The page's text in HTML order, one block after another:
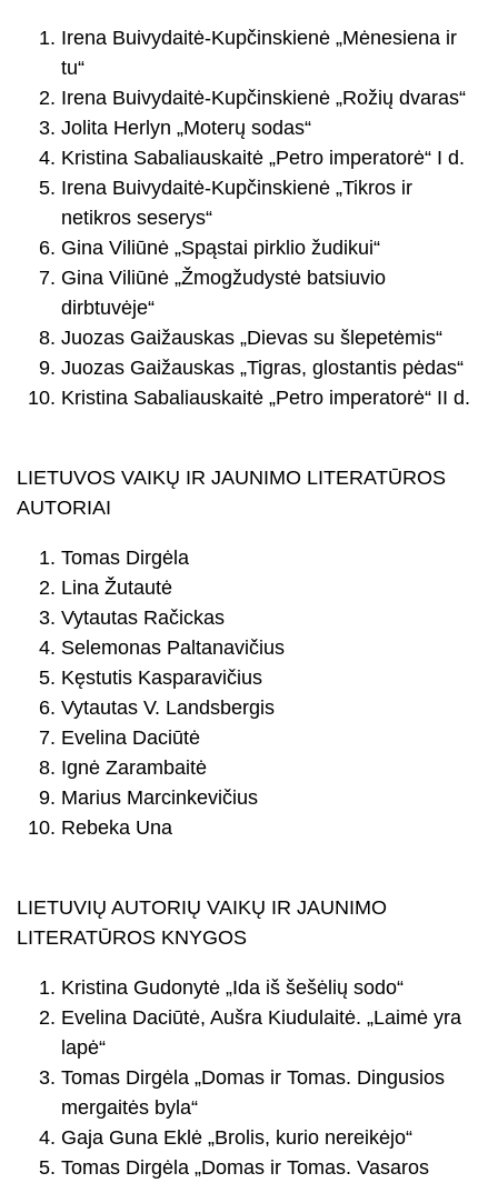
Irena Buivydaitė-Kupčinskienė „Mėnesiena ir
tu“
Irena Buivydaitė-Kupčinskienė „Rožių dvaras“
Jolita Herlyn „Moterų sodas“
Kristina Sabaliauskaitė „Petro imperatorė“ I d.
Irena Buivydaitė-Kupčinskienė „Tikros ir
netikros seserys“
Gina Viliūnė „Spąstai pirklio žudikui“
Gina Viliūnė „Žmogžudystė batsiuvio
dirbtuvėje“
Juozas Gaižauskas „Dievas su šlepetėmis“
Juozas Gaižauskas „Tigras, glostantis pėdas“
Kristina Sabaliauskaitė „Petro imperatorė“ II d.
LIETUVOS VAIKŲ IR JAUNIMO LITERATŪROS
AUTORIAI
Tomas Dirgėla
Lina Žutautė
Vytautas Račickas
Selemonas Paltanavičius
Kęstutis Kasparavičius
Vytautas V. Landsbergis
Evelina Daciūtė
Ignė Zarambaitė
Marius Marcinkevičius
Rebeka Una
LIETUVIŲ AUTORIŲ VAIKŲ IR JAUNIMO
LITERATŪROS KNYGOS
Kristina Gudonytė „Ida iš šešėlių sodo“
Evelina Daciūtė, Aušra Kiudulaitė. „Laimė yra
lapė“
Tomas Dirgėla „Domas ir Tomas. Dingusios
mergaitės byla“
Gaja Guna Eklė „Brolis, kurio nereikėjo“
Tomas Dirgėla „Domas ir Tomas. Vasaros